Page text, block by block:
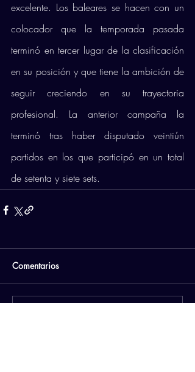
excelente. Los baleares se hacen con un
colocador que la temporada pasada
terminó en tercer lugar de la clasificación
en su posición y que tiene la ambición de
seguir creciendo en su trayectoria
profesional. La anterior campaña la
terminó tras haber disputado veintiún
partidos en los que participó en un total
de setenta y siete sets.
Comentarios